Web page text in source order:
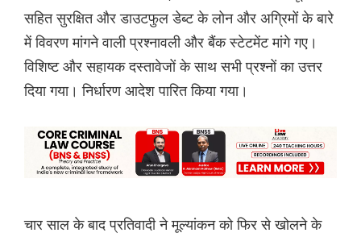
सहित सुरक्षित और डाउटफुल डेब्ट के लोन और अग्रिमों के बारे
में विवरण मांगने वाली प्रश्नावली और बैंक स्टेटमेंट मांगे गए।
विशिष्ट और सहायक दस्तावेजों के साथ सभी प्रश्नों का उत्तर
दिया गया। निर्धारण आदेश पारित किया गया।
चार साल के बाद प्रतिवादी ने मूल्यांकन को फिर से खोलने के